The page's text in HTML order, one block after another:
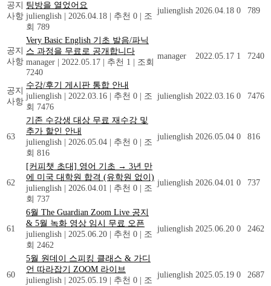
공지
사항
팅방을 열었어요
julienglish
2026.04.18 추천 0
조
회 789
julienglish 2026.04.18 0 789
공지
사항
Very Basic English 기초 발음/파닉
스 과정을 무료로 공개합니다
manager
2022.05.17 추천 1
조회
7240
manager 2022.05.17 1 7240
공지
사항
수강/후기 게시판 통합 안내
julienglish
2022.03.16 추천 0
조
회 7476
julienglish 2022.03.16 0 7476
63
기존 수강생 대상 무료 재수강 및
추가 할인 안내
julienglish
2026.05.04 추천 0
조
회 816
julienglish 2026.05.04 0 816
62
[커피챗 초대] 영어 기초 → 3년 만
에 미국 대학원 합격 (유학원 없이)
julienglish
2026.04.01 추천 0
조
회 737
julienglish 2026.04.01 0 737
61
6월 The Guardian Zoom Live 공지
& 5월 녹화 영상 임시 무료 오픈
julienglish
2025.06.20 추천 0
조
회 2462
julienglish 2025.06.20 0 2462
60
5월 원데이 스피킹 클래스 & 가디
언 따라잡기 ZOOM 라이브
julienglish
2025.05.19 추천 0
조
julienglish 2025.05.19 0 2687